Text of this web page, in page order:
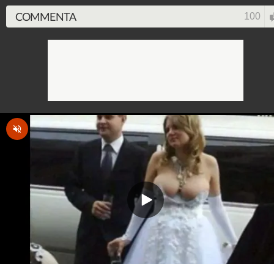
137.182.578-1.034 video-11.228 foto
COMMENTA 100